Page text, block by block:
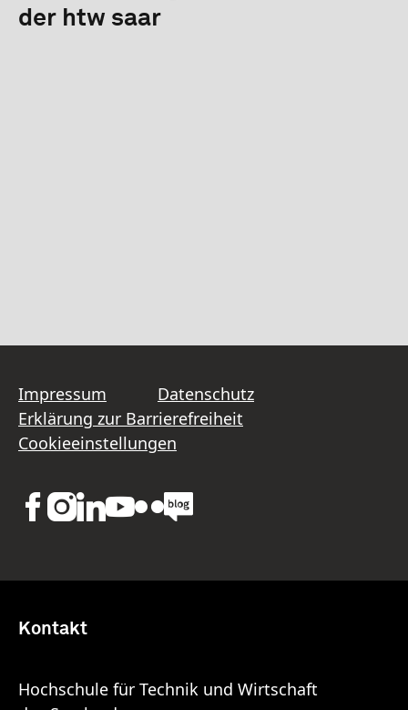
der htw saar
Impressum
Datenschutz
Erklärung zur Barrierefreiheit
Cookieeinstellungen
Kontakt
Hochschule für Technik und Wirtschaft